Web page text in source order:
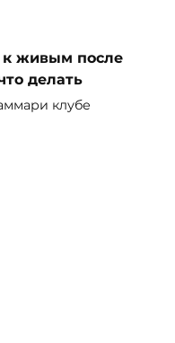
живым после
делать
клубе